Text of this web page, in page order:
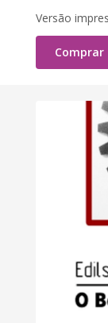
Versão
Comprar